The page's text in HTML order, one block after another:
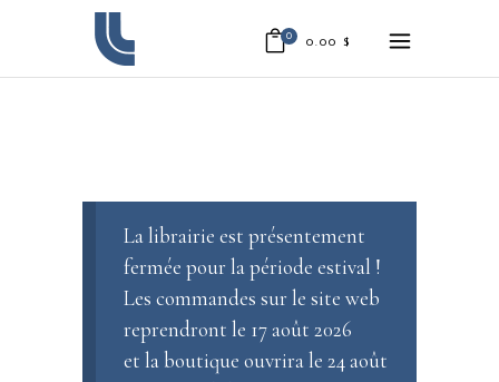
0 0.00 $
La librairie est présentement
fermée pour la période estival !
Les commandes sur le site web
reprendront le 17 août 2026
et la boutique ouvrira le 24 août